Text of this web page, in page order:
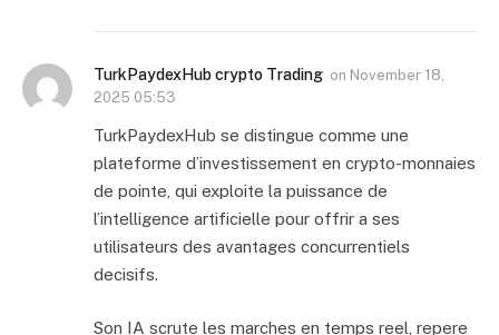
TurkPaydexHub crypto Trading on November 18,
2025 05:53
TurkPaydexHub se distingue comme une
plateforme d’investissement en crypto-monnaies
de pointe, qui exploite la puissance de
l’intelligence artificielle pour offrir a ses
utilisateurs des avantages concurrentiels
decisifs.
Son IA scrute les marches en temps reel, repere